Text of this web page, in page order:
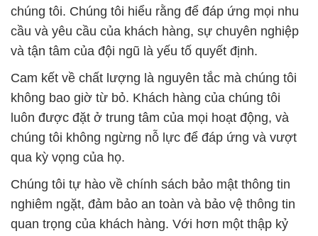
chúng tôi. Chúng tôi hiểu rằng để đáp ứng mọi nhu
cầu và yêu cầu của khách hàng, sự chuyên nghiệp
và tận tâm của đội ngũ là yếu tố quyết định.
Cam kết về chất lượng là nguyên tắc mà chúng tôi
không bao giờ từ bỏ. Khách hàng của chúng tôi
luôn được đặt ở trung tâm của mọi hoạt động, và
chúng tôi không ngừng nỗ lực để đáp ứng và vượt
qua kỳ vọng của họ.
Chúng tôi tự hào về chính sách bảo mật thông tin
nghiêm ngặt, đảm bảo an toàn và bảo vệ thông tin
quan trọng của khách hàng. Với hơn một thập kỷ